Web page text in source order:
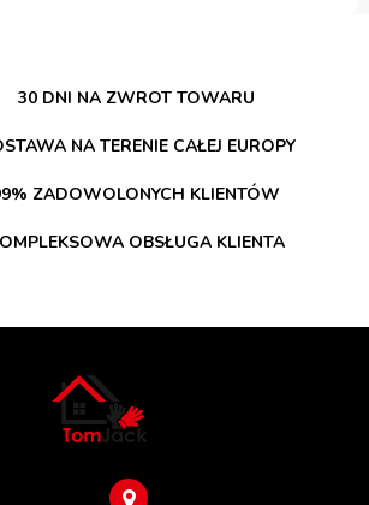
30 DNI NA ZWROT TOWARU
NA TERENIE CAŁEJ EUROPY
ZADOWOLONYCH KLIENTÓW
OBSŁUGA KLIENTA